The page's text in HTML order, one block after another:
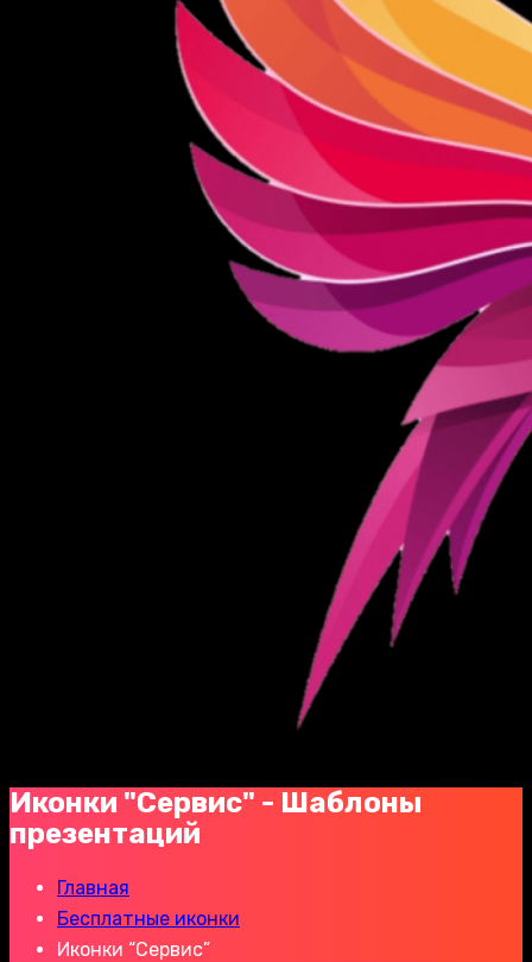
Иконки "Сервис" - Шаблоны
презентаций
Главная
Бесплатные иконки
Иконки “Сервис”